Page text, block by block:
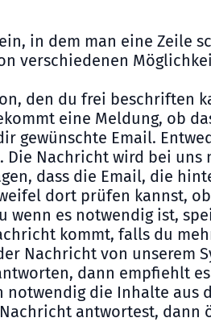
in dem man eine Zeile
verschiedenen
den du frei beschriften
eine Meldung, ob
gewünschte Email.
Nachricht wird bei
dass die Email, die
dort prüfen kannst,
es notwendig ist,
kommt, falls du
Nachricht von unserem
dann empfiehlt
die Inhalte
antwortest, dann